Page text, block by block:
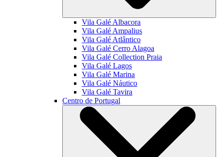
Vila Galé Albacora
Vila Galé Ampalius
Vila Galé Atlântico
Vila Galé Cerro Alagoa
Vila Galé Collection Praia
Vila Galé Lagos
Vila Galé Marina
Vila Galé Náutico
Vila Galé Tavira
Centro de Portugal